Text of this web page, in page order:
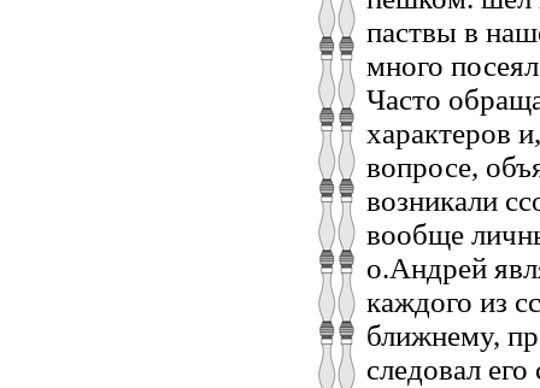
паствы в
много
Часто
характеров
вопросе,
возникали
вообще
о.Андрей
каждого из
ближнему,
следовал его